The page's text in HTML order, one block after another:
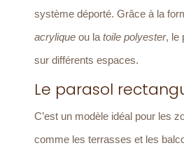
système déporté. Grâce à la
acryliqueou la toile polyester, le
sur différents espaces.
Le parasol
C’est un modèle idéal pour les
comme les terrasses et les